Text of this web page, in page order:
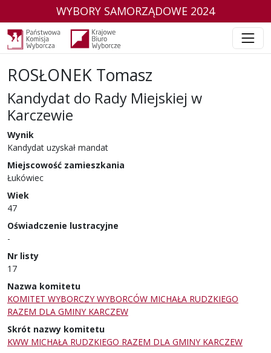
WYBORY SAMORZĄDOWE 2024
ROSŁONEK Tomasz
Kandydat do Rady Miejskiej w
Karczewie
w wyborach samorządowych w 2024 r.
Wynik
Kandydat uzyskał mandat
Miejscowość zamieszkania
Łukówiec
Wiek
47
Oświadczenie lustracyjne
-
Nr listy
17
Nazwa komitetu
KOMITET WYBORCZY WYBORCÓW MICHAŁA RUDZKIEGO
RAZEM DLA GMINY KARCZEW
Skrót nazwy komitetu
KWW MICHAŁA RUDZKIEGO RAZEM DLA GMINY KARCZEW